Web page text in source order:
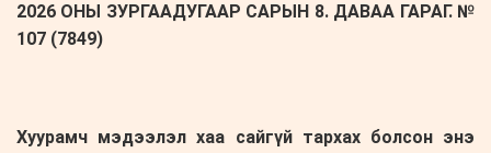
2026 ОНЫ ЗУРГААДУГААР САРЫН 8. ДАВАА ГАРАГ. №
107 (7849)
Хуурамч мэдээлэл хаа сайгүй тархах болсон энэ